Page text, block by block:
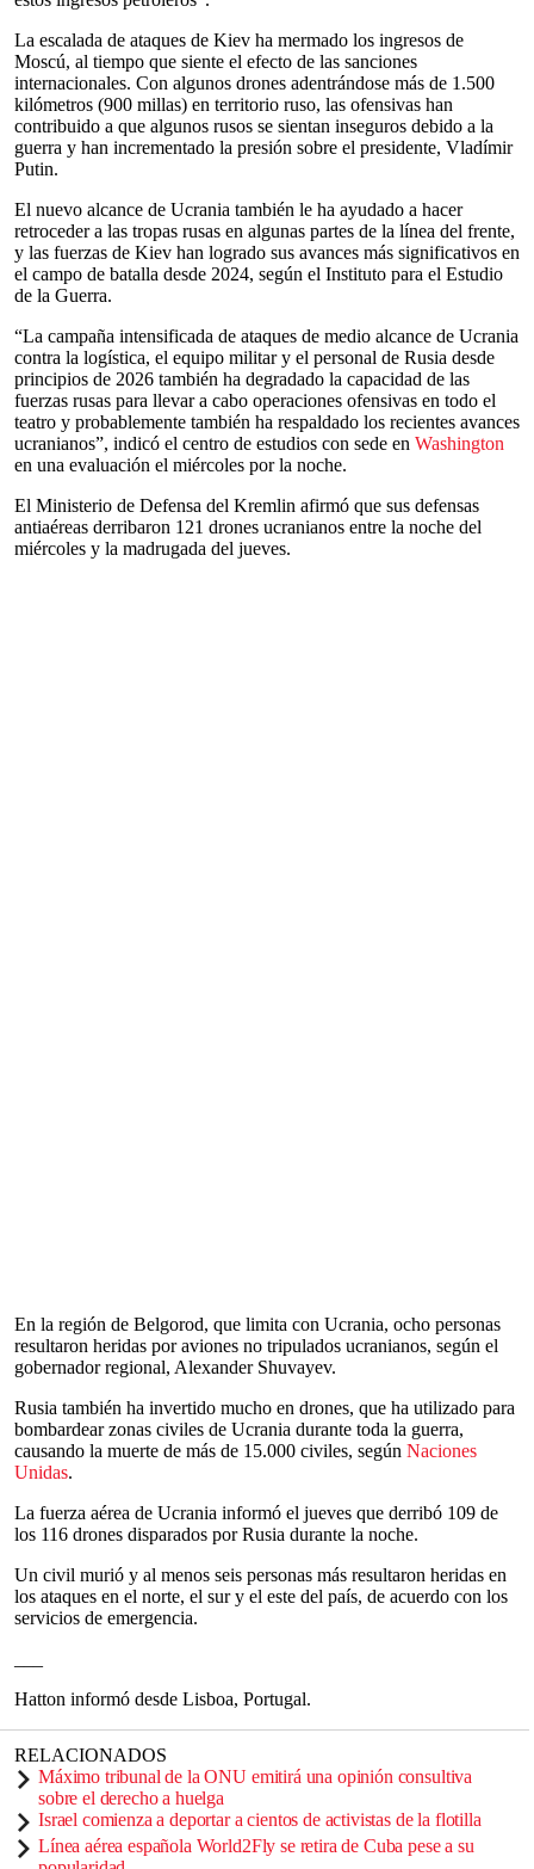
La escalada de ataques de Kiev ha mermado los ingresos de
Moscú, al tiempo que siente el efecto de las sanciones
internacionales. Con algunos drones adentrándose más de 1.500
kilómetros (900 millas) en territorio ruso, las ofensivas han
contribuido a que algunos rusos se sientan inseguros debido a la
guerra y han incrementado la presión sobre el presidente, Vladímir
Putin.
El nuevo alcance de Ucrania también le ha ayudado a hacer
retroceder a las tropas rusas en algunas partes de la línea del frente,
y las fuerzas de Kiev han logrado sus avances más significativos en
el campo de batalla desde 2024, según el Instituto para el Estudio
de la Guerra.
“La campaña intensificada de ataques de medio alcance de Ucrania
contra la logística, el equipo militar y el personal de Rusia desde
principios de 2026 también ha degradado la capacidad de las
fuerzas rusas para llevar a cabo operaciones ofensivas en todo el
teatro y probablemente también ha respaldado los recientes avances
ucranianos”, indicó el centro de estudios con sede en Washington
en una evaluación el miércoles por la noche.
El Ministerio de Defensa del Kremlin afirmó que sus defensas
antiaéreas derribaron 121 drones ucranianos entre la noche del
miércoles y la madrugada del jueves.
En la región de Belgorod, que limita con Ucrania, ocho personas
resultaron heridas por aviones no tripulados ucranianos, según el
gobernador regional, Alexander Shuvayev.
Rusia también ha invertido mucho en drones, que ha utilizado para
bombardear zonas civiles de Ucrania durante toda la guerra,
causando la muerte de más de 15.000 civiles, según Naciones
Unidas.
La fuerza aérea de Ucrania informó el jueves que derribó 109 de
los 116 drones disparados por Rusia durante la noche.
Un civil murió y al menos seis personas más resultaron heridas en
los ataques en el norte, el sur y el este del país, de acuerdo con los
servicios de emergencia.
Hatton informó desde Lisboa, Portugal.
RELACIONADOS
Máximo tribunal de la ONU emitirá una opinión consultiva
sobre el derecho a huelga
Israel comienza a deportar a cientos de activistas de la flotilla
Línea aérea española World2Fly se retira de Cuba pese a su